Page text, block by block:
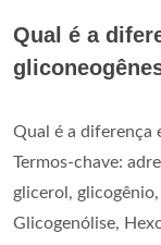
Qual é a
Qual é a diferença
Termos-chave:
glicerol,
Glicogenólise,